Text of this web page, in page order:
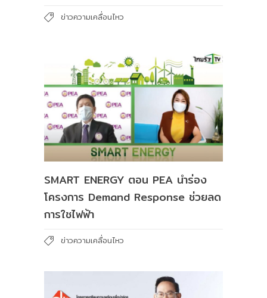
ข่าวความเคลื่อนไหว
SMART ENERGY ตอน PEA นำร่อง
โครงการ Demand Response ช่วยลด
การใชไฟฟ้า
ข่าวความเคลื่อนไหว